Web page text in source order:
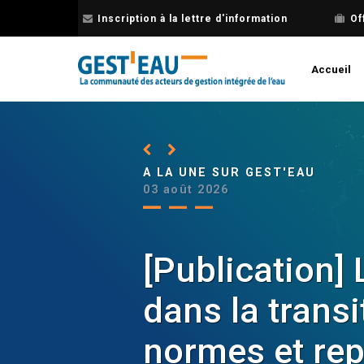
Inscription à la lettre d'information
Accueil
Précédent
Suivant
A LA UNE SUR GEST'EAU
03 août 2026
[Publication]
dans la
normes et
Précédent
Suivant
A LA UNE SUR GEST'EAU
23 juillet 2026
Les Bonnes
Grand Sud-
nouvelle
Précédent
Suivant
A LA UNE SUR GEST'EAU
22 mai 2026
Découvrez
PTGE !